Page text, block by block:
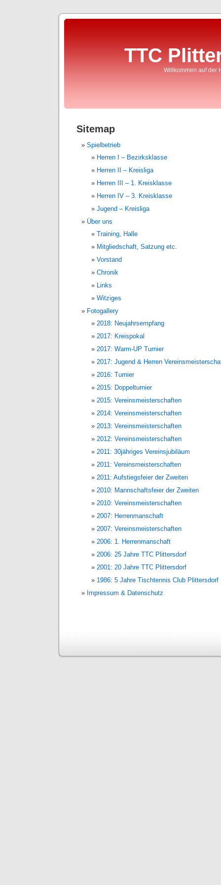
TTC
Willkommen auf der
Sitemap
Spielbetrieb
Herren I – Bezirksklasse
Herren II – Kreisliga
Herren III – 1. Kreisklasse
Herren IV – 3. Kreisklasse
Jugend – Kreisliga
Über uns
Training, Halle
Mitgliedschaft, Satzung etc.
Vorstand
Chronik
Links
Witziges
Fotogallery
2018: Neujahrsempfang
2017: Kreispokal
2017: Warm-UP Turnier
2017: Jugend & Herren
2016: Turnier
2015: Doppelturnier
2015: Vereinsmeisterschaften
2014: Vereinsmeisterschaften
2013: Vereinsmeisterschaften
2012: Vereinsmeisterschaften
2011: 30jähriges Vereinsjubiläum
2011: Vereinsmeisterschaften
2011: Aufstiegsfeier der Zweiten
2010: Mannschaftsfeier der Zweiten
2010: Vereinsmeisterschaften
2007: Herrenmanschaft
2007: Vereinsmeisterschaften
2006: 1. Herrenmanschaft
2006: 25 Jahre TTC Plittersdorf
2001: 20 Jahre TTC Plittersdorf
1986: 5 Jahre Tischtennis Club Plittersdorf
Impressum & Datenschutz